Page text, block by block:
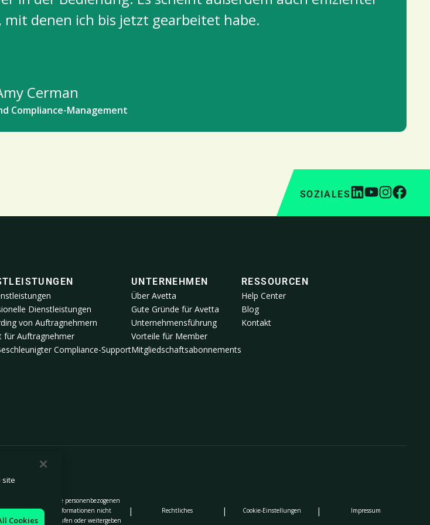
mit denen ich bis jetzt gearbeitet habe.
Cerman
Compliance-Management
SOZIALES
Dienstleistungen
von Auftragnehmern
für Auftragnehmer
Compliance-Support
UNTERNEHMEN
Über Avetta
Gute Gründe für Avetta
Unternehmensführung
Vorteile für Member
Mitgliedschaftsabonnements
RESSOURCEN
Help Center
Blog
Kontakt
|
Meine personenbezogenen
Informationen nicht
verkaufen oder weitergeben
| Rechtliches | Cookie-Einstellungen | Impressum
site
Cookies